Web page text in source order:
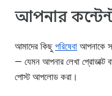
আপনার
আমাদের কিছু পরিষেবা আপনাকে
— যেমন আপনার লেখা প্রোডাক্ট
পোস্ট আপলোড করা।